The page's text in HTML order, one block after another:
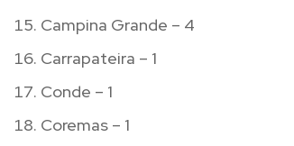
Campina Grande – 4
Carrapateira – 1
Conde – 1
Coremas – 1